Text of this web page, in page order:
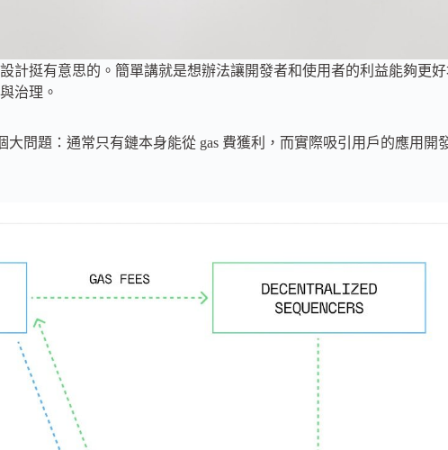
計挺有意思的。簡單講就是想辦法讓開發者和使用者的利益能夠更
治理。
問題：通常只有鏈本身能從 gas 費獲利，而實際吸引用戶的應用開